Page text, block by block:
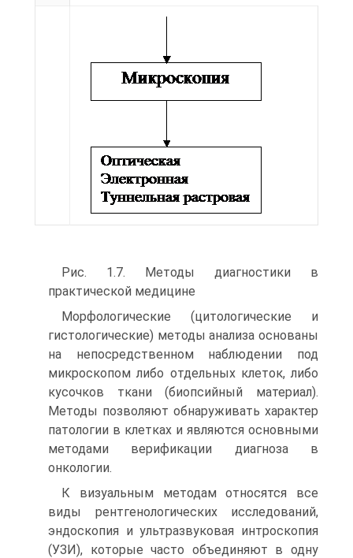
Рис. 1.7. Методы диагностики в
практической медицине
Морфологические (цитологические и
гистологические) методы анализа основаны
на непосредственном наблюдении под
микроскопом либо отдельных клеток, либо
кусочков ткани (биопсийный материал).
Методы позволяют обнаруживать характер
патологии в клетках и являются основными
методами верификации диагноза в
онкологии.
К визуальным методам относятся все
виды рентгенологических исследований,
эндоскопия и ультразвуковая интроскопия
(УЗИ), которые часто объединяют в одну